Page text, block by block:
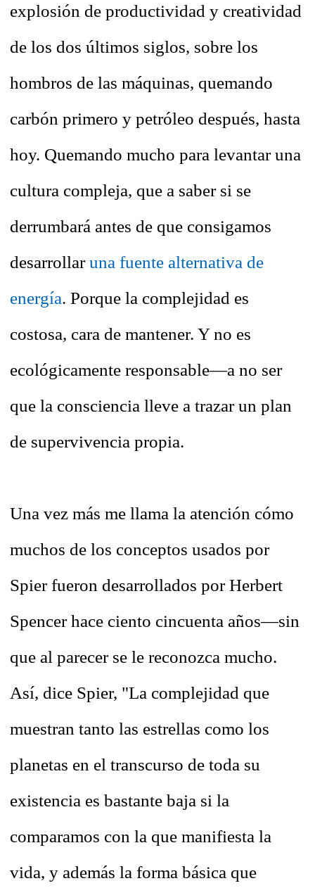
explosión de productividad y creatividad
de los dos últimos siglos, sobre los
hombros de las máquinas, quemando
carbón primero y petróleo después, hasta
hoy. Quemando mucho para levantar una
cultura compleja, que a saber si se
derrumbará antes de que consigamos
desarrollaruna fuente alternativa de
energía. Porque la complejidad es
costosa, cara de mantener. Y no es
ecológicamente responsable—a no ser
que la consciencia lleve a trazar un plan
de supervivencia propia.
Una vez más me llama la atención cómo
muchos de los conceptos usados por
Spier fueron desarrollados por Herbert
Spencer hace ciento cincuenta años—sin
que al parecer se le reconozca mucho.
Así, dice Spier, "La complejidad que
muestran tanto las estrellas como los
planetas en el transcurso de toda su
existencia es bastante baja si la
comparamos con la que manifiesta la
vida, y además la forma básica que